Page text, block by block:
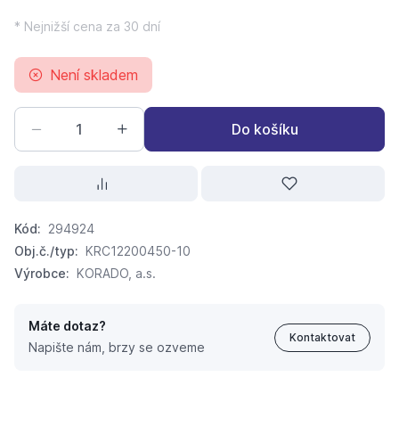
* Nejnižší cena za 30 dní
Není skladem
Do košíku
Kód: 294924
Obj.č./typ: KRC12200450-10
Výrobce: KORADO, a.s.
Máte dotaz?
Napište nám, brzy se ozveme
Kontaktovat